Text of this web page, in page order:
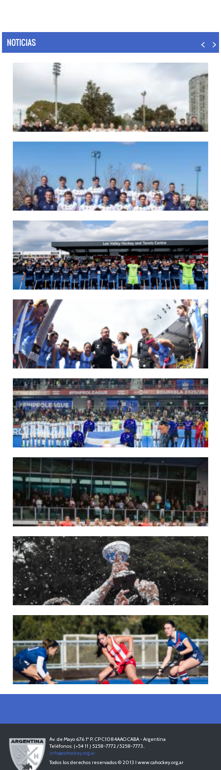
NOTICIAS
07/08/2026
LAS LEONAS LISTAS PARA DISPUTAR EL MUNDIAL 2026
Del 15 al 30 de agosto, el seleccionado argentino femenino de hockey disputará
la Copa del Mundo en Países Bajos y Bélgica. El debut será ante Estados Unidos.
LEER MÁS
07/08/2026
LOS LEONES LISTOS PARA DISPUTAR EL MUNDIAL 2026
Del 15 al 30 de agosto, el seleccionado argentino masculino de hockey disputará
la Copa del Mundo en Países Bajos y Bélgica. El debut será ante Japón.
14/07/2026
MUNDIAL 2026: LOS LEONES CONVOCADOS POR LUCAS REY
Del 15 al 30 de agosto disputarán el Mundial en Países Bajos y Bélgica.
LEER MÁS
09/07/2026
MUNDIAL 2026: LAS LEONAS CONVOCADAS POR FERNANDO F...
Del 15 al 30 de agosto disputarán el Mundial 2026 en Países Bajos y Bélgica.
LEER MÁS
29/05/2026
LOS LEONES CONVOCADOS PARA LA VENTANA EUROPEA DE P...
En junio, el seleccionado nacional disputará las últimas dos ventanas de Pro
League 2025-26 en Inglaterra y Alemania.
LEER MÁS
22/05/2026
LAS LEONAS CONVOCADAS PARA LA VENTANA EUROPEA DE P...
En junio, el seleccionado nacional disputará las últimas dos ventanas de Pro
League 2025-26 en Bélgica e Inglaterra.
18/05/2026
SE DEFINIERON LOS CAMPEONES DE LA PRIMERA FASE DE ...
Del 13 al 17 de mayo se llevó a cabo el torneo que reúne a los mejores clubes del
país.
LEER MÁS
13/05/2026
todo el territorio nacional
Av. de Mayo 676 1º P, CP C1084AAO CABA - Argentina
Teléfonos: (+54 11 ) 5258-7772 / 5258-7773..
info@cahockey.org.ar
Todos los derechos reservados © 2013 I www.cahockey.org.ar